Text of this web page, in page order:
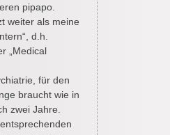
pipapo.
weiter als meine
d.h.
„Medical
für den
braucht wie in
zwei Jahre.